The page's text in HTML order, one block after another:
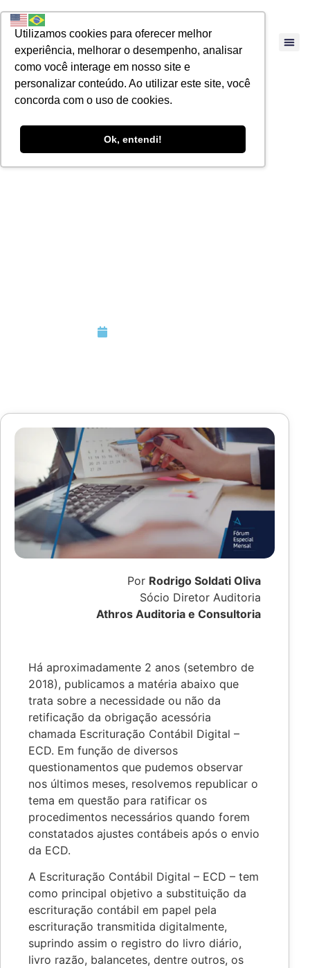
Utilizamos cookies para oferecer melhor
experiência, melhorar o desempenho, analisar
como você interage em nosso site e
personalizar conteúdo. Ao utilizar este site, você
concorda com o uso de cookies.
Ok, entendi!
Por Rodrigo Soldati Oliva
Sócio Diretor Auditoria
Athros Auditoria e Consultoria
Há aproximadamente 2 anos (setembro de
2018), publicamos a matéria abaixo que
trata sobre a necessidade ou não da
retificação da obrigação acessória
chamada Escrituração Contábil Digital –
ECD. Em função de diversos
questionamentos que pudemos observar
nos últimos meses, resolvemos republicar o
tema em questão para ratificar os
procedimentos necessários quando forem
constatados ajustes contábeis após o envio
da ECD.
A Escrituração Contábil Digital – ECD – tem
como principal objetivo a substituição da
escrituração contábil em papel pela
escrituração transmitida digitalmente,
suprindo assim o registro do livro diário,
livro razão, balancetes, dentre outros, os